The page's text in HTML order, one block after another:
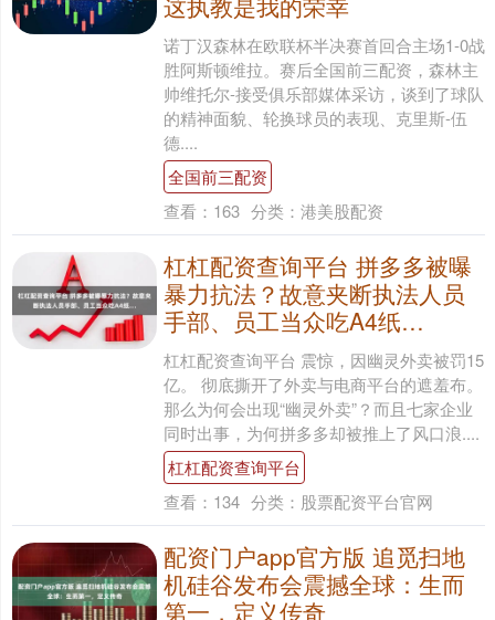
诺丁汉森林在欧联杯半决赛首回合主场1-0战
胜阿斯顿维拉。赛后全国前三配资，森林主
帅维托尔-接受俱乐部媒体采访，谈到了球队
的精神面貌、轮换球员的表现、克里斯-伍
德....
全国前三配资
查看： 163 分类： 港美股配资
杠杠配资查询平台 拼多多被曝
暴力抗法？故意夹断执法人员
手部、员工当众吃A4纸…
杠杠配资查询平台 震惊，因幽灵外卖被罚15
亿。 彻底撕开了外卖与电商平台的遮羞布。
那么为何会出现“幽灵外卖”？而且七家企业
同时出事，为何拼多多却被推上了风口浪....
杠杠配资查询平台
查看： 134 分类： 股票配资平台官网
配资门户app官方版 追觅扫地
机硅谷发布会震撼全球：生而
第一，定义传奇